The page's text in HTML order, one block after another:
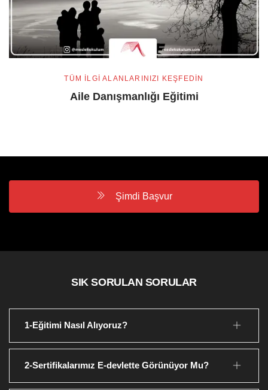
TÜM ILGI ALANLARINIZI KEŞFEDIN
Aile Danışmanlığı Eğitimi
Şimdi Başvur
SIK SORULAN SORULAR
1-Eğitimi Nasıl Alıyoruz?
2-Sertifikalarımız E-devlette Görünüyor Mu?